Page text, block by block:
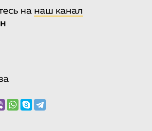
на наш канал